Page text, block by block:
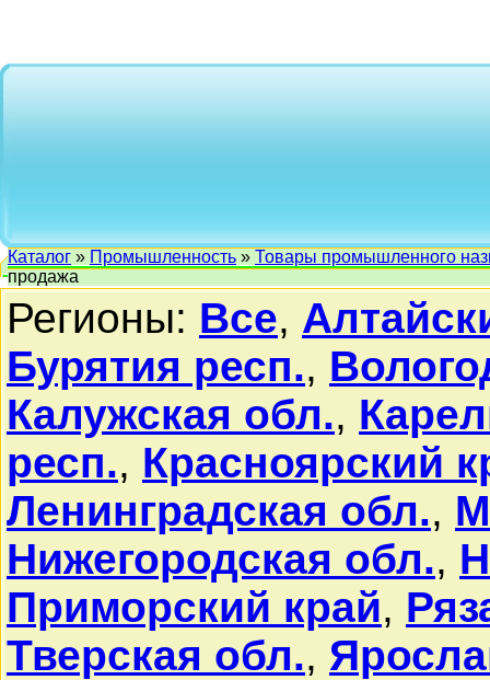
Каталог » Промышленность » Товары промышленного
продажа
Регионы: Все,
Бурятия респ.,
Калужская обл.,
респ., Красноярский
Ленинградская обл.,
Нижегородская обл.,
Приморский край,
Тверская обл.,